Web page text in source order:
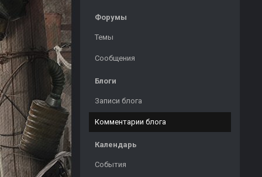
Форумы
Темы
Сообщения
Блоги
Записи блога
Комментарии блога
Календарь
События